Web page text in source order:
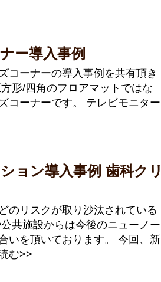
ー導入事例
コーナーの導入事例を共有頂き
形/四角のフロアマットではな
コーナーです。 テレビモニター
ョン導入事例 歯科クリ
のリスクが取り沙汰されている
共施設からは今後のニューノー
いを頂いております。 今回、新
む>>